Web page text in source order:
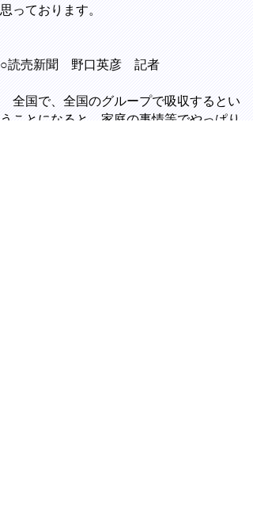
思っております。
○読売新聞 野口英彦 記者
全国で、全国のグループで吸収するとい
うことになると、家庭の事情等でやっぱり